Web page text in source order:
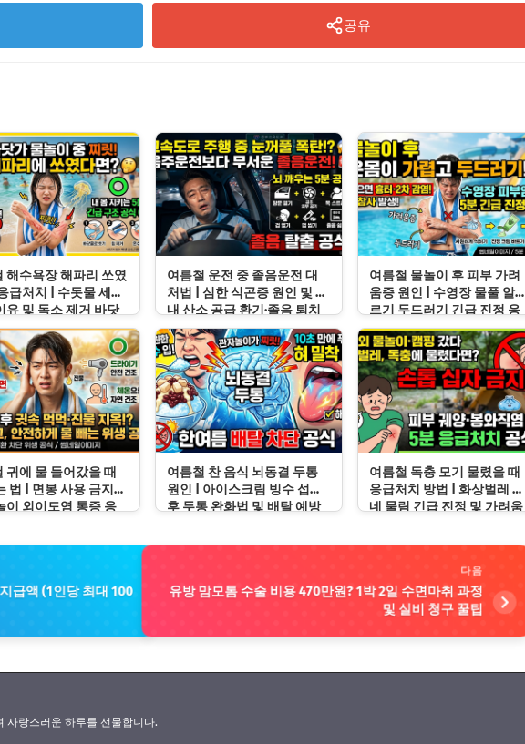
공유
해수욕장 해파리 쏘였
급처치 | 수돗물 세척
유 및 독소 제거 바닷
수칙
여름철 운전 중 졸음운전 대
처법 | 심한 식곤증 원인 및 차
내 산소 공급 환기·졸음 퇴치
응급처치 수칙
여름철 물놀이 후 피부 가려
움증 원인 | 수영장 물풀 알레
르기 두드러기 긴급 진정 응
급처치 수칙
귀에 물 들어갔을 때
법 | 면봉 사용 금지
이 외이도염 통증 응
여름철 찬 음식 뇌동결 두통
원인 | 아이스크림 빙수 섭취
후 두통 완화법 및 배탈 예방
여름철 독충 모기 물렸을 때
응급처치 방법 | 화상벌레 지
네 물림 긴급 진정 및 가려움
급액 (1인당 최대 100
다음
유방 맘모톰 수술 비용 470만원? 1박 2일 수면마취 과정
및 실비 청구 꿀팁
사랑스러운 하루를 선물합니다.